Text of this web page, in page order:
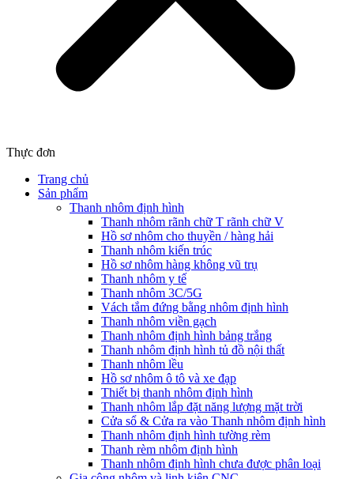
Thực đơn
Trang chủ
Sản phẩm
Thanh nhôm định hình
Thanh nhôm rãnh chữ T rãnh chữ V
Hồ sơ nhôm cho thuyền / hàng hải
Thanh nhôm kiến trúc
Hồ sơ nhôm hàng không vũ trụ
Thanh nhôm y tế
Thanh nhôm 3C/5G
Vách tắm đứng bằng nhôm định hình
Thanh nhôm viền gạch
Thanh nhôm định hình bảng trắng
Thanh nhôm định hình tủ đồ nội thất
Thanh nhôm lều
Hồ sơ nhôm ô tô và xe đạp
Thiết bị thanh nhôm định hình
Thanh nhôm lắp đặt năng lượng mặt trời
Cửa sổ & Cửa ra vào Thanh nhôm định hình
Thanh nhôm định hình tường rèm
Thanh rèm nhôm định hình
Thanh nhôm định hình chưa được phân loại